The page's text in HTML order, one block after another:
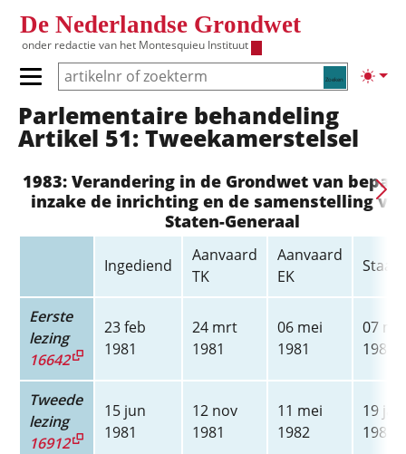
De Nederlandse Grondwet
onder redactie van het Montesquieu Instituut
Zoeken
Primair menu tonen/verbergen
Hoofdnavigatie
Parlementaire behandeling
Artikel 51: Tweekamerstelsel
1983: Verandering in de Grondwet van
inzake de inrichting en de samenstelling
Staten-Generaal
Ingediend
Aanvaard
TK
Aanvaard
EK
Eerste
lezing
16642
23 feb
1981
24 mrt
1981
06 mei
1981
07
1981
Tweede
lezing
16912
15 jun
1981
12 nov
1981
11 mei
1982
19 jan
1983